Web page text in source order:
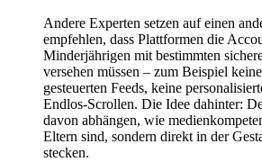
Andere Experten setzen auf einen
empfehlen, dass Plattformen die
Minderjährigen mit bestimmten
versehen müssen – zum Beispiel
gesteuerten Feeds, keine
Endlos-Scrollen. Die Idee dahinter:
davon abhängen, wie
Eltern sind, sondern direkt in der
stecken.